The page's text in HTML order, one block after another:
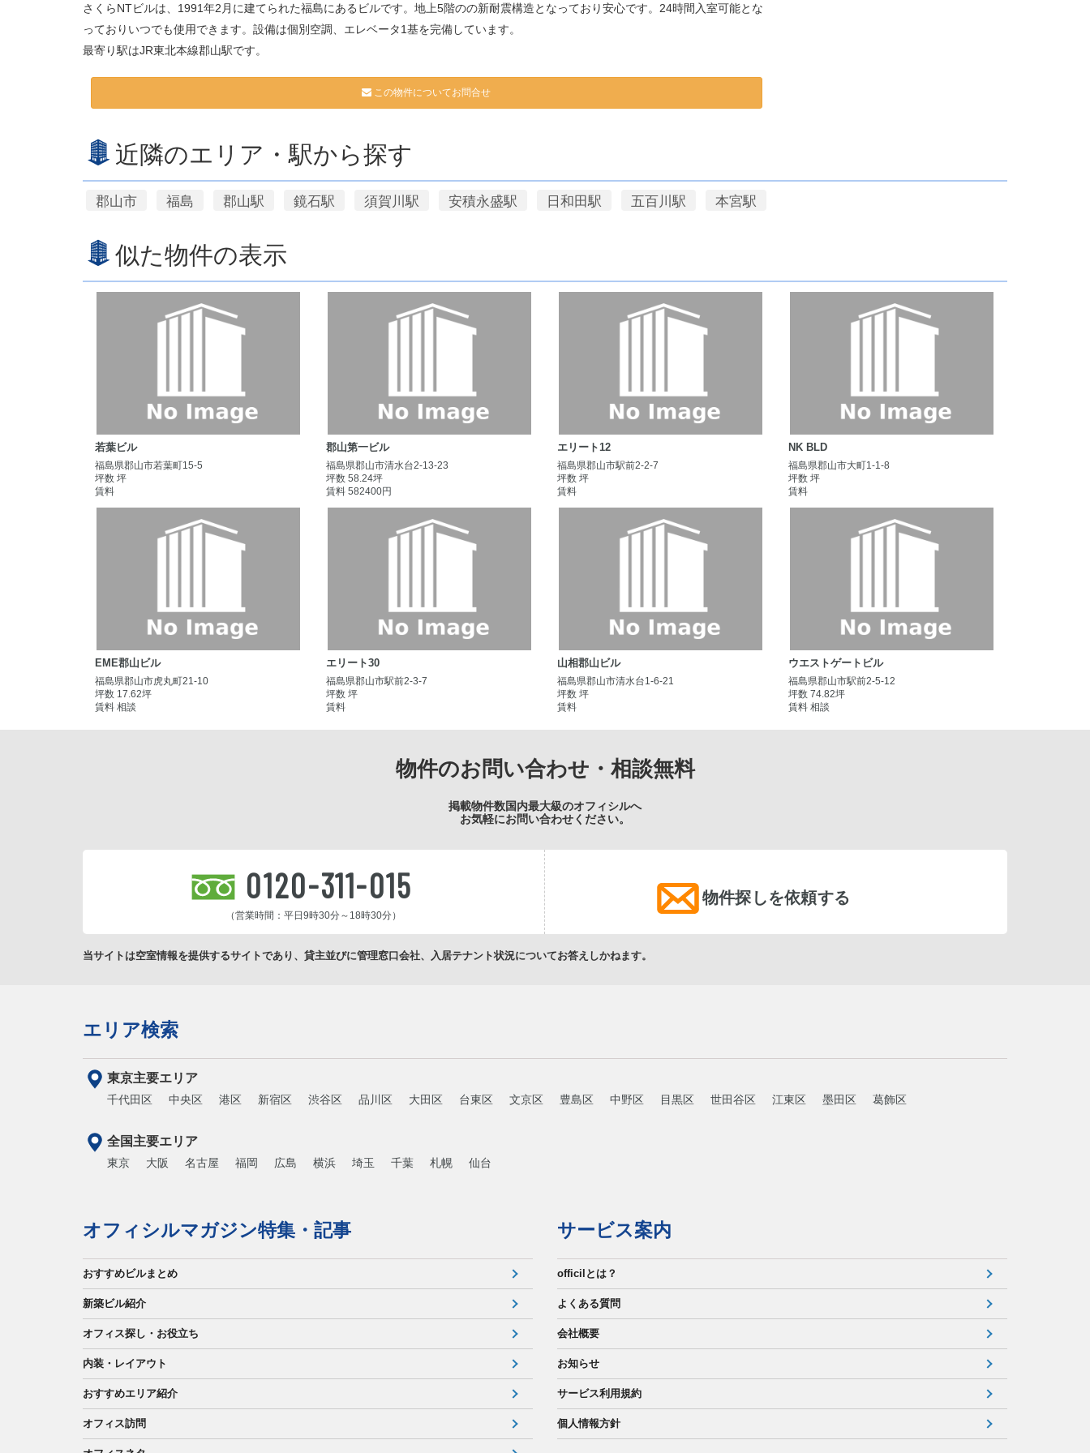
さくらNTビルは、1991年2月に建てられた福島にあるビルです。地上5階のの新耐震構造となっており安心です。24時間入室可能とな
っておりいつでも使用できます。設備は個別空調、エレベータ1基を完備しています。
最寄り駅はJR東北本線郡山駅です。
この物件についてお問合せ
近隣のエリア・駅から探す
郡山市 福島 郡山駅 鏡石駅 須賀川駅 安積永盛駅 日和田駅 五百川駅 本宮駅
似た物件の表示
若葉ビル
福島県郡山市若葉町15-5
坪数 坪
賃料
郡山第一ビル
福島県郡山市清水台2-13-23
坪数 58.24坪
賃料 582400円
エリート12
福島県郡山市駅前2-2-7
坪数 坪
賃料
NK BLD
福島県郡山市大町1-1-8
坪数 坪
賃料
EME郡山ビル
福島県郡山市虎丸町21-10
坪数 17.62坪
賃料 相談
エリート30
福島県郡山市駅前2-3-7
坪数 坪
賃料
山相郡山ビル
福島県郡山市清水台1-6-21
坪数 坪
賃料
ウエストゲートビル
福島県郡山市駅前2-5-12
坪数 74.82坪
賃料 相談
物件のお問い合わせ・相談無料
掲載物件数国内最大級のオフィシルへ
お気軽にお問い合わせください。
0120-311-015
（営業時間：平日9時30分～18時30分）
物件探しを依頼する
当サイトは空室情報を提供するサイトであり、貸主並びに管理窓口会社、入居テナント状況についてお答えしかねます。
エリア検索
東京主要エリア
千代田区 中央区 港区 新宿区 渋谷区 品川区 大田区 台東区 文京区 豊島区 中野区 目黒区 世田谷区 江東区 墨田区 葛飾区
全国主要エリア
東京 大阪 名古屋 福岡 広島 横浜 埼玉 千葉 札幌 仙台
オフィシルマガジン特集・記事
おすすめビルまとめ
新築ビル紹介
オフィス探し・お役立ち
内装・レイアウト
おすすめエリア紹介
オフィス訪問
サービス案内
officilとは？
よくある質問
会社概要
お知らせ
サービス利用規約
個人情報方針